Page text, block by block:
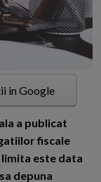
in Google
a publicat
fiscale
este data
depuna